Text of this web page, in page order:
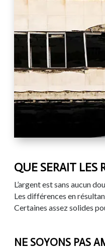
QUE SERAIT LES
L’argent est sans aucun
Les différences en
Certaines assez solides
NE SOYONS PAS